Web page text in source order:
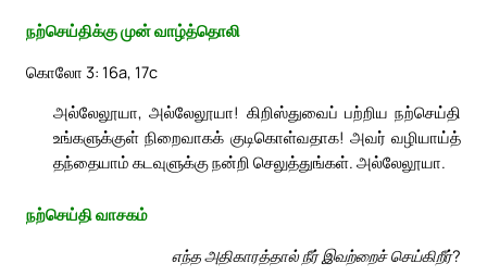
நற்செய்திக்கு முன் வாழ்த்தொலி
கொலோ 3: 16a, 17c
அல்லேலூயா, அல்லேலூயா! கிறிஸ்துவைப் பற்றிய நற்செய்தி
உங்களுக்குள் நிறைவாகக் குடிகொள்வதாக! அவர் வழியாய்த்
தந்தையாம் கடவுளுக்கு நன்றி செலுத்துங்கள். அல்லேலூயா.
நற்செய்தி வாசகம்
எந்த அதிகாரத்தால் நீர் இவற்றைச் செய்கிறீர்?